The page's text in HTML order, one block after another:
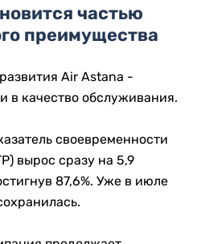
частью
преимущества
Air Astana -
в качество обслуживания.
своевременности
вырос сразу на 5,9
87,6%. Уже в июле